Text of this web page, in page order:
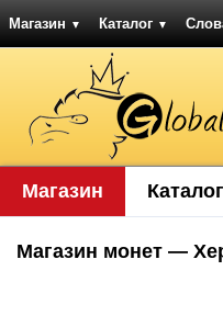
Магазин ▼ Каталог ▼
Магазин Каталог
Магазин монет —